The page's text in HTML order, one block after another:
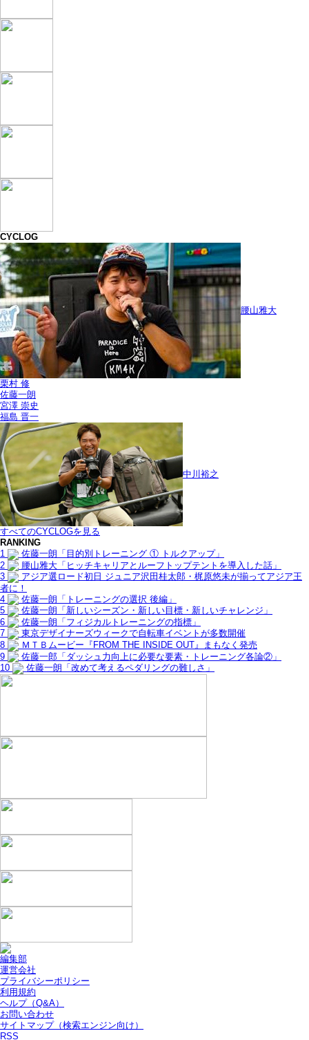
CYCLOG
腰山雅大
栗村 修
佐藤一朗
宮澤 崇史
福島 晋一
中川裕之
すべてのCYCLOGを見る
RANKING
1
佐藤一朗「目的別トレーニング ① トルクアップ」
2
腰山雅大「ヒッチキャリアとルーフトップテントを導入した話」
3
アジア選ロード初日 ジュニア沢田桂太郎・梶原悠未が揃ってアジア王
者に！
4
佐藤一朗「トレーニングの選択 後編」
5
佐藤一朗「新しいシーズン・新しい目標・新しいチャレンジ」
6
佐藤一朗「フィジカルトレーニングの指標」
7
東京デザイナーズウィークで自転車イベントが多数開催
8
ＭＴＢムービー『FROM THE INSIDE OUT』まもなく発売
9
佐藤一郎「ダッシュ力向上に必要な要素・トレーニング各論②」
10
佐藤一朗「改めて考えるペダリングの難しさ」
編集部
運営会社
プライバシーポリシー
利用規約
ヘルプ（Q&A）
お問い合わせ
サイトマップ（検索エンジン向け）
RSS